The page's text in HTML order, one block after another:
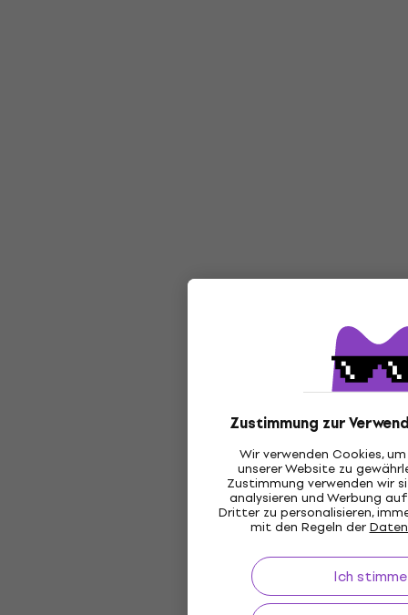
Zustimmung zur
Wir verwenden Cookies,
unserer Website zu
Zustimmung verwenden wir
analysieren und Werbung
Dritter zu personalisieren,
mit den Regeln der
Ich